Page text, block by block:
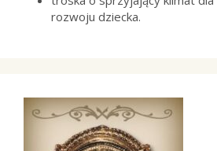
rozwoju dziecka.